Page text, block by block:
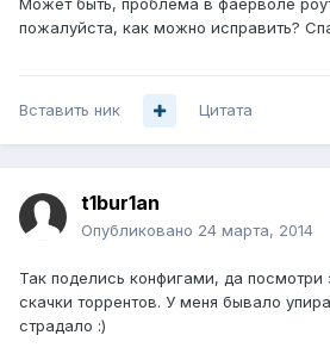
Может быть, проблема в фаерволе
пожалуйста, как можно исправить?
Вставить ник Цитата
t1bur1an
Опубликовано 24 марта, 2014
Так поделись конфигами, да посмотри
скачки торрентов. У меня бывало
страдало :)